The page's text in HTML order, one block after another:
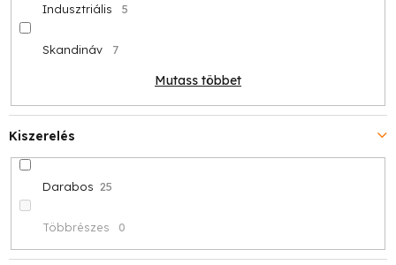
Indusztriális 5
Skandináv 7
Mutass többet
Kiszerelés
Darabos 25
Többrészes 0